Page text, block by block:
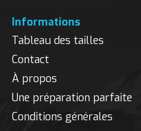
Informations
Tableau des tailles
Contact
À propos
Une préparation parfaite
Conditions générales